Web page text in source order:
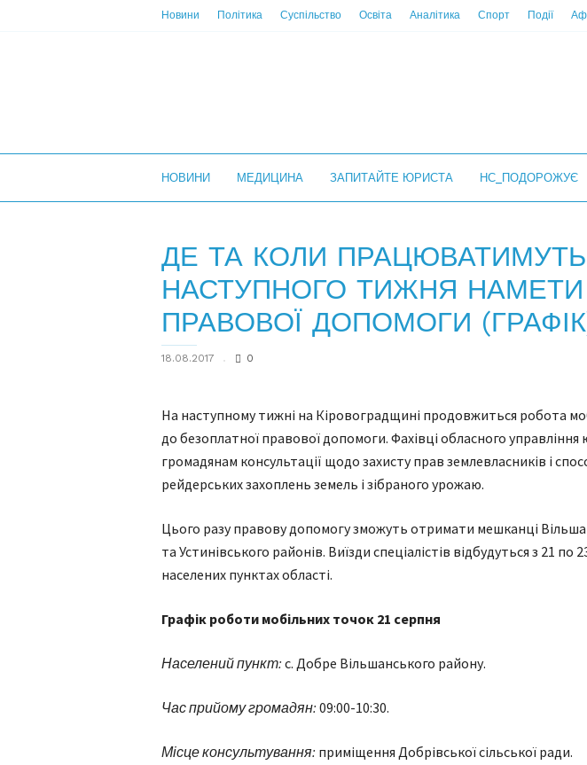
Новини Політика Суспільство Освіта Аналітика Спорт Події
НОВИНИ МЕДИЦИНА ЗАПИТАЙТЕ ЮРИСТА НС_ПОДОРОЖУЄ
ДЕ ТА КОЛИ ПРАЦЮВАТИМУТЬ
НАСТУПНОГО ТИЖНЯ НАМЕТИ
ПРАВОВОЇ ДОПОМОГИ
18.08.2017 0
На наступному тижні на Кіровоградщині продовжиться робота
до безоплатної правової допомоги. Фахівці обласного управління
громадянам консультації щодо захисту прав землевласників і
рейдерських захоплень земель і зібраного урожаю.
Цього разу правову допомогу зможуть отримати мешканці
та Устинівського районів. Виїзди спеціалістів відбудуться з 21 по
населених пунктах області.
Графік роботи мобільних точок 21 серпня
Населений пункт: с. Добре Вільшанського району.
Час прийому громадян: 09:00-10:30.
Місце консультування: приміщення Добрівської сільської ради.